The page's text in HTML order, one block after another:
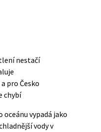
nestačí
pro Česko
chybí
vypadá jako
vody v